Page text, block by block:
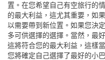
置。在您希望自己有空旅行的
的最大利益，這尤其重要，如
以需要帶到新位置。如果您決
多可供選擇的選擇。當然，最
這將符合您的最大利益，這樣
您將確定自己選擇了最好的小巴